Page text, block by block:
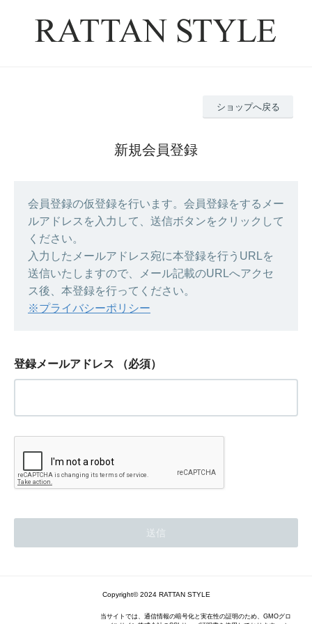
ショップへ戻る
新規会員登録
会員登録の仮登録を行います。会員登録をするメー
ルアドレスを入力して、送信ボタンをクリックして
ください。
入力したメールアドレス宛に本登録を行うURLを
送信いたしますので、メール記載のURLへアクセ
ス後、本登録を行ってください。
※プライバシーポリシー
登録メールアドレス （必須）
Copyright© 2024 RATTAN STYLE
当サイトでは、通信情報の暗号化と実在性の証明のため、GMOグロ